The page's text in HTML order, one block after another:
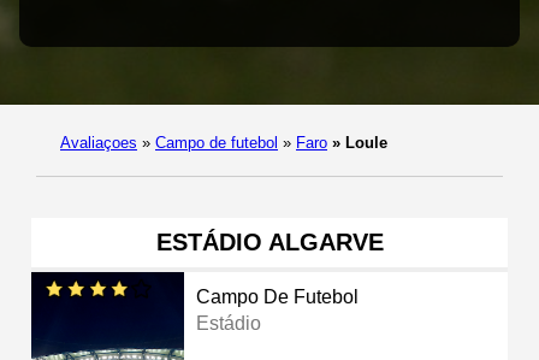
Avaliaçoes » Campo de futebol » Faro » Loule
ESTÁDIO ALGARVE
Campo De Futebol
Estádio